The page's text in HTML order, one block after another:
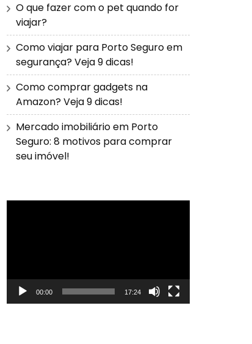
O que fazer com o pet quando for
viajar?
Como viajar para Porto Seguro em
segurança? Veja 9 dicas!
Como comprar gadgets na
Amazon? Veja 9 dicas!
Mercado imobiliário em Porto
Seguro: 8 motivos para comprar
seu imóvel!
00:00 17:24